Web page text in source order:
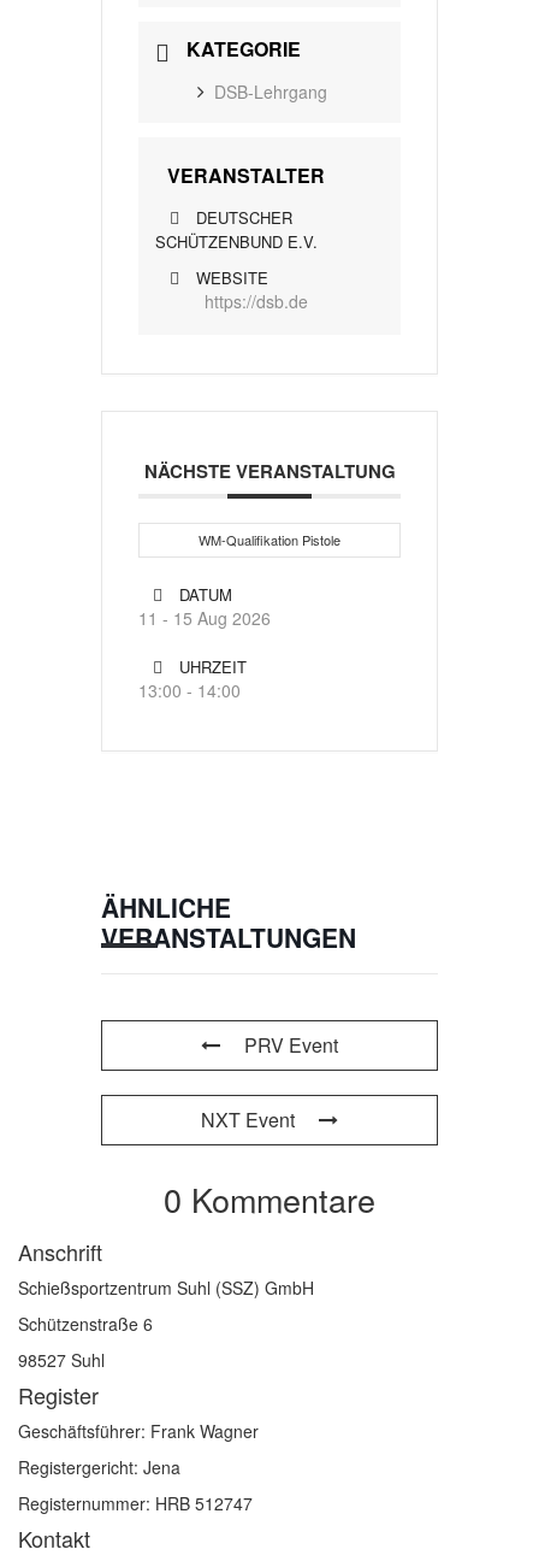
KATEGORIE
DSB-Lehrgang
VERANSTALTER
DEUTSCHER
SCHÜTZENBUND E.V.
WEBSITE
https://dsb.de
NÄCHSTE VERANSTALTUNG
WM-Qualifikation Pistole
DATUM
11 - 15 Aug 2026
UHRZEIT
13:00 - 14:00
ÄHNLICHE
VERANSTALTUNGEN
PRV Event
NXT Event
0 Kommentare
Anschrift
Schießsportzentrum Suhl (SSZ) GmbH
Schützenstraße 6
98527 Suhl
Register
Geschäftsführer: Frank Wagner
Registergericht: Jena
Registernummer: HRB 512747
Kontakt